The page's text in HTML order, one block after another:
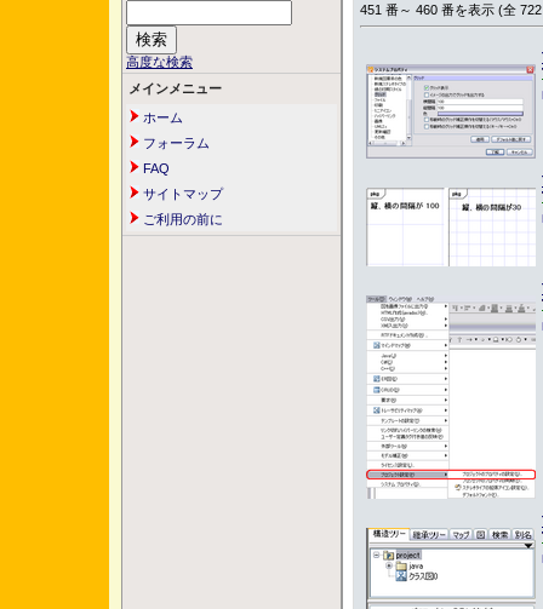
高度な検索
メインメニュー
ホーム
フォーラム
FAQ
サイトマップ
ご利用の前に
451 番～ 460 番を表示 (全